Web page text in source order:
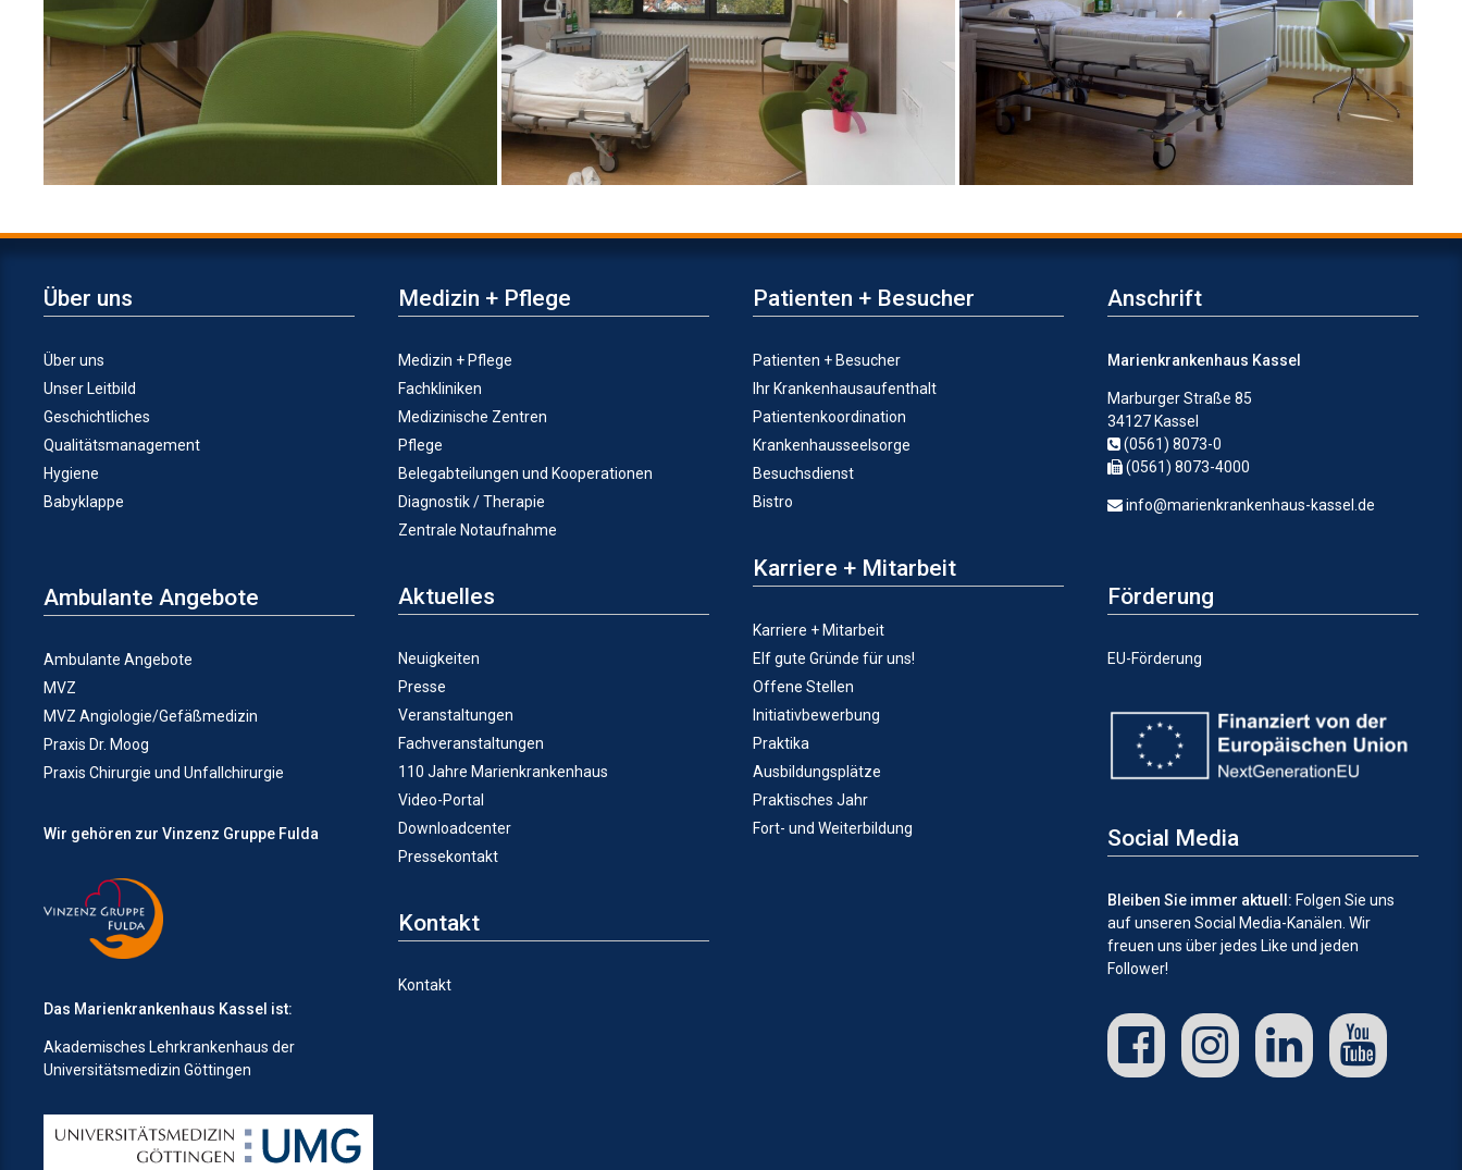
Über uns
Über uns
Unser Leitbild
Geschichtliches
Qualitätsmanagement
Hygiene
Babyklappe
Ambulante Angebote
Ambulante Angebote
MVZ
MVZ Angiologie/Gefäßmedizin
Praxis Dr. Moog
Praxis Chirurgie und Unfallchirurgie
Wir gehören zur Vinzenz Gruppe Fulda
Das Marienkrankenhaus Kassel ist:
Akademisches Lehrkrankenhaus der
Universitätsmedizin Göttingen
Medizin + Pflege
Medizin + Pflege
Fachkliniken
Medizinische Zentren
Pflege
Belegabteilungen und Kooperationen
Diagnostik / Therapie
Zentrale Notaufnahme
Aktuelles
Neuigkeiten
Presse
Veranstaltungen
Fachveranstaltungen
110 Jahre Marienkrankenhaus
Video-Portal
Downloadcenter
Pressekontakt
Kontakt
Kontakt
Patienten + Besucher
Patienten + Besucher
Ihr Krankenhausaufenthalt
Patientenkoordination
Krankenhausseelsorge
Besuchsdienst
Bistro
Karriere + Mitarbeit
Karriere + Mitarbeit
Elf gute Gründe für uns!
Offene Stellen
Initiativbewerbung
Praktika
Ausbildungsplätze
Praktisches Jahr
Fort- und Weiterbildung
Anschrift
Marienkrankenhaus Kassel
Marburger Straße 85
34127 Kassel
(0561) 8073-0
(0561) 8073-4000
info@marienkrankenhaus-kassel.de
Förderung
EU-Förderung
Social Media
Bleiben Sie immer aktuell: Folgen Sie uns
auf unseren Social Media-Kanälen. Wir
freuen uns über jedes Like und jeden
Follower!